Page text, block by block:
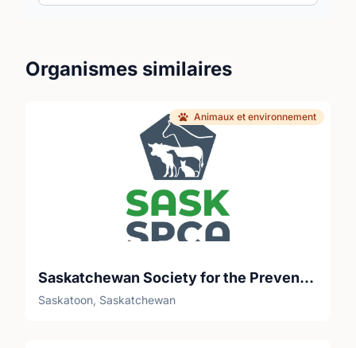
Organismes similaires
Animaux et environnement
Saskatchewan Society for the Prevention of Cruelty to Animals (SaskSPCA)
Saskatoon, Saskatchewan